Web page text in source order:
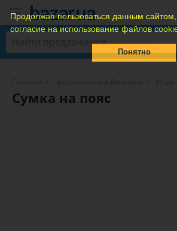
Продолжая пользоваться данным
согласие на использование файлов
Понятно
Сумка на пояс